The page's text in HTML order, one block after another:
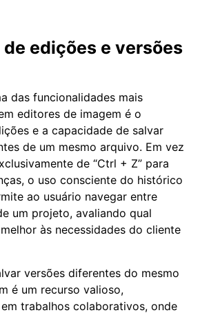
edições e versões
das funcionalidades mais
editores de imagem é o
e a capacidade de salvar
de um mesmo arquivo. Em vez
de “Ctrl + Z” para
o uso consciente do histórico
ao usuário navegar entre
um projeto, avaliando qual
às necessidades do cliente
versões diferentes do mesmo
é um recurso valioso,
trabalhos colaborativos, onde